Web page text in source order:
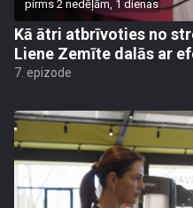
pirms 2 nedēļām, 1 dienas
Kā ātri atbrīvoties no
Liene Zemīte dalās ar
7. epizode